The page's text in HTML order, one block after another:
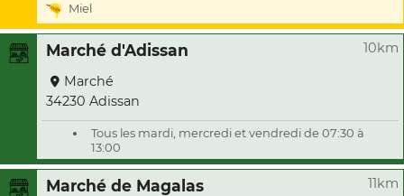
Miel
Marché d'Adissan 10km
Marché
34230 Adissan
Tous les mardi, mercredi et vendredi de 07:30 à
13:00
Marché de Magalas 11km